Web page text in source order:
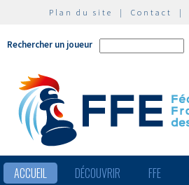
Plan du site | Contact |
Rechercher un joueur
ACCUEIL DÉCOUVRIR FFE